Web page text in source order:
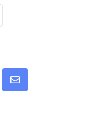
Share